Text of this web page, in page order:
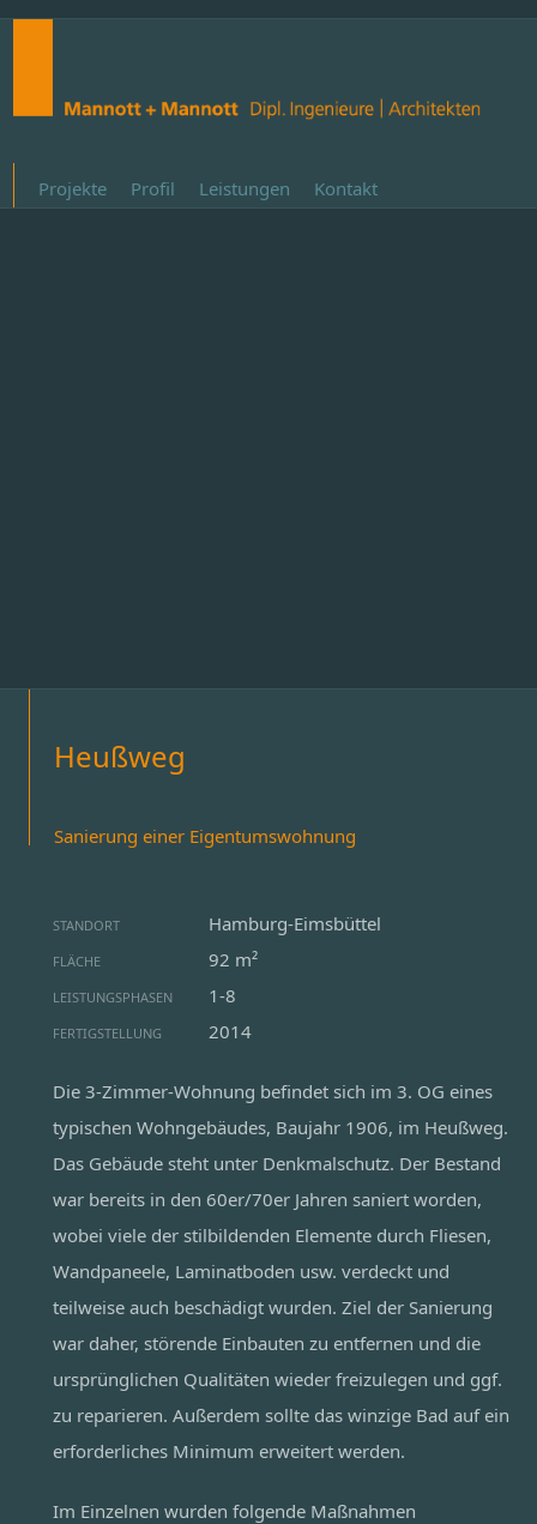
Projekte Profil Leistungen Kontakt
Heußweg
Sanierung einer Eigentumswohnung
STANDORT Hamburg-Eimsbüttel
FLÄCHE 92 m²
LEISTUNGSPHASEN 1-8
FERTIGSTELLUNG 2014
Die 3-Zimmer-Wohnung befindet sich im 3. OG eines
typischen Wohngebäudes, Baujahr 1906, im Heußweg.
Das Gebäude steht unter Denkmalschutz. Der Bestand
war bereits in den 60er/70er Jahren saniert worden,
wobei viele der stilbildenden Elemente durch Fliesen,
Wandpaneele, Laminatboden usw. verdeckt und
teilweise auch beschädigt wurden. Ziel der Sanierung
war daher, störende Einbauten zu entfernen und die
ursprünglichen Qualitäten wieder freizulegen und ggf.
zu reparieren. Außerdem sollte das winzige Bad auf ein
erforderliches Minimum erweitert werden.
Im Einzelnen wurden folgende Maßnahmen